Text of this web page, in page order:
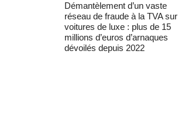
Démantèlement d’un vaste
réseau de fraude à la TVA sur
voitures de luxe : plus de 15
millions d’euros d’arnaques
dévoilés depuis 2022